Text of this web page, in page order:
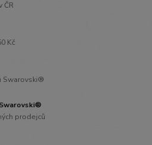
ČR
Kč
Swarovski®
prodejců